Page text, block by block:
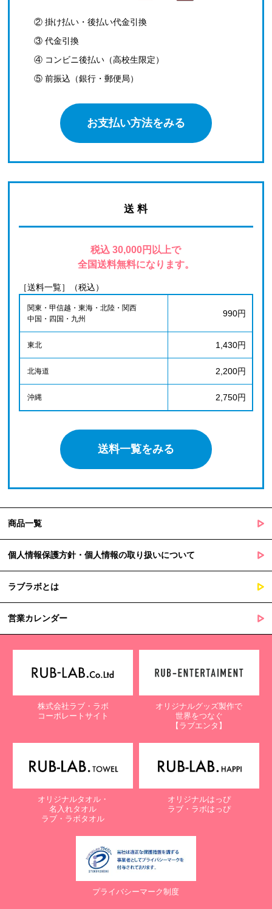
② 掛け払い・後払い代金引換
③ 代金引換
④ コンビニ後払い（高校生限定）
⑤ 前振込（銀行・郵便局）
お支払い方法をみる
送 料
税込 30,000円以上で
全国送料無料になります。
［送料一覧］（税込）
関東・甲信越・東海・北陸・関西
中国・四国・九州
990円
東北 1,430円
北海道 2,200円
沖縄 2,750円
送料一覧をみる
商品一覧
個人情報保護方針・個人情報の取り扱いについて
ラブラボとは
営業カレンダー
株式会社ラブ・ラボ
コーポレートサイト
オリジナルグッズ製作で
世界をつなぐ
【ラブエンタ】
オリジナルタオル・
名入れタオル
ラブ・ラボタオル
オリジナルはっぴ
ラブ・ラボはっぴ
プライバシーマーク制度